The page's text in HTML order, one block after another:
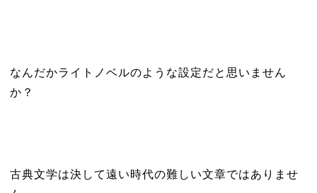
なんだかライトノベルのような設定だと思いません
か？
古典文学は決して遠い時代の難しい文章ではありませ